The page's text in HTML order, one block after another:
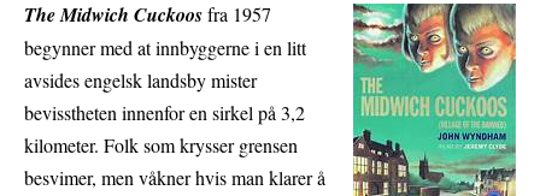
The Midwich Cuckoosfra 1957
begynner med at innbyggerne i en litt
avsides engelsk landsby mister
bevisstheten innenfor en sirkel på 3,2
kilometer. Folk som krysser grensen
besvimer, men våkner hvis man klarer å